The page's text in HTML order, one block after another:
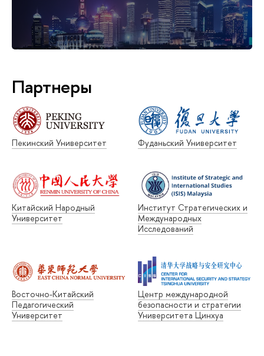
Партнеры
Пекинский Университет Фуданьский Университет
Китайский Народный
Университет
Институт Стратегических и
Международных
Исследований
Восточно-Китайский
Педагогический
Университет
Центр международной
безопасности и стратегии
Университета Цинхуа